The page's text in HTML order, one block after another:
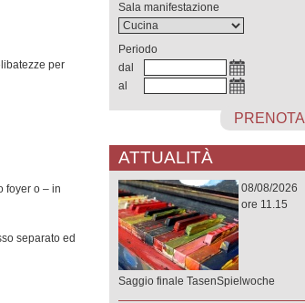
per
foyer o – in
separato ed
Sala manifestazione
Periodo
dal
al
PRENOTA
ATTUALITÀ
08/08/2026
ore 11.15
Saggio finale TasenSpielwoche